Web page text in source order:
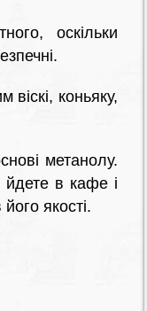
оскільки
коньяку,
метанолу.
йдете в кафе і
якості.